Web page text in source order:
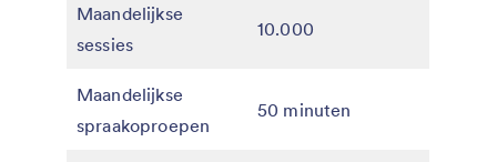
Maandelijkse
sessies
10.000
Maandelijkse
spraakoproepen
50 minuten